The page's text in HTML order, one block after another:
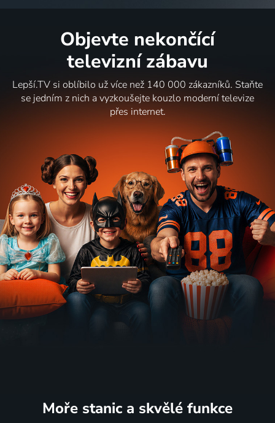
Objevte nekončící
televizní zábavu
Lepší.TV si oblíbilo už více než 140 000 zákazníků. Staňte
se jedním z nich a vyzkoušejte kouzlo moderní televize
přes internet.
Moře stanic a skvělé funkce